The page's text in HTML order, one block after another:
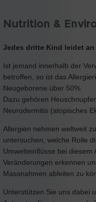
Nutrition &
Jedes dritte Kind leidet an
Ist jemand innerhalb der
betroffen, so ist das
Neugeborene über 50%.
Dazu gehören
Neurodermitis (atopisches
Allergien nehmen weltweit
untersuchen, welche Rolle
Umwelteinflüsse bei diesem
Veränderungen erkennen
Massnahmen ableiten zu
Unterstützen Sie uns dabei